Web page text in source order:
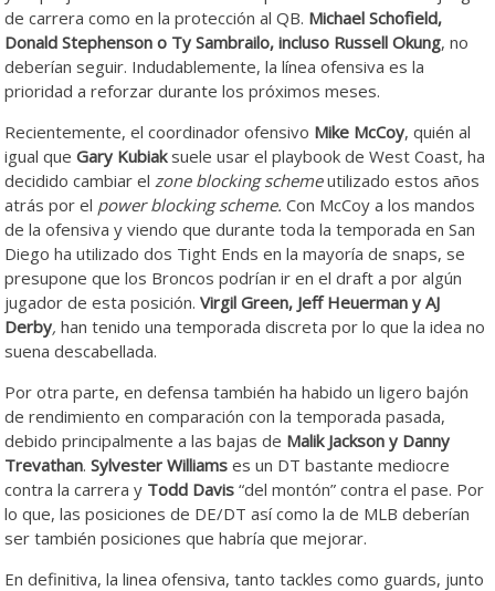
de carrera como en la protección al QB. Michael Schofield,
Donald Stephenson o Ty Sambrailo, incluso Russell Okung, no
deberían seguir. Indudablemente, la línea ofensiva es la
prioridad a reforzar durante los próximos meses.
Recientemente, el coordinador ofensivo Mike McCoy, quién al
igual queGary Kubiaksuele usar el playbook de West Coast, ha
decidido cambiar elzone blocking schemeutilizado estos años
atrás por el power blocking scheme.Con McCoy a los mandos
de la ofensiva y viendo que durante toda la temporada en San
Diego ha utilizado dos Tight Ends en la mayoría de snaps, se
presupone que los Broncos podrían ir en el draft a por algún
jugador de esta posición.Virgil Green, Jeff Heuerman y AJ
Derby,han tenido una temporada discreta por lo que la idea no
suena descabellada.
Por otra parte, en defensa también ha habido un ligero bajón
de rendimiento en comparación con la temporada pasada,
debido principalmente a las bajas de Malik Jackson y Danny
Trevathan.Sylvester Williams es un DT bastante mediocre
contra la carrera y Todd Davis “del montón” contra el pase. Por
lo que, las posiciones de DE/DT así como la de MLB deberían
ser también posiciones que habría que mejorar.
En definitiva, la linea ofensiva, tanto tackles como guards, junto